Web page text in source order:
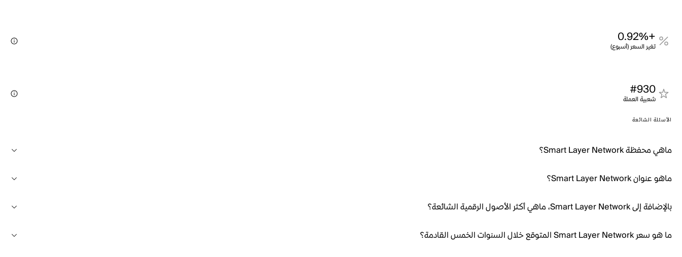
+0.92%
تغير السعر (أسبوع)
#930
شعبية العملة
الأسئلة الشائعة
ماهي محفظة Smart Layer Network؟
ماهو عنوان Smart Layer Network؟
بالإضافة إلى Smart Layer Network، ماهي أكثر الأصول الرقمية الشائعة؟
ما هو سعر Smart Layer Network المتوقع خلال السنوات الخمس القادمة؟